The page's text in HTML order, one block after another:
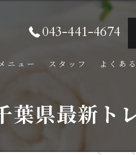
043-441-4674
ニュー スタッフ よくあ
県最新ト